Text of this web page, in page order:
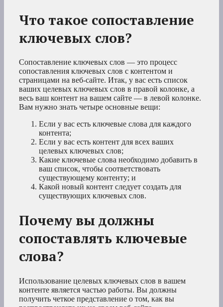
Что такое сопоставление
ключевых слов?
Сопоставление ключевых слов — это процесс
сопоставления ключевых слов с контентом и
страницами на веб-сайте. Итак, у вас есть список
ваших целевых ключевых слов в правой колонке, а
весь ваш контент на вашем сайте — в левой колонке.
Вам нужно знать четыре основные вещи:
Если у вас есть ключевые слова для каждого
контента;
Если у вас есть контент для всех ваших
целевых ключевых слов;
Какие ключевые слова необходимо добавить в
ваш список, чтобы соответствовать
существующему контенту; и
Какой новый контент следует создать для
существующих ключевых слов.
Почему вы должны
сопоставлять ключевые
слова?
Использование целевых ключевых слов в вашем
контенте является частью работы. Вы должны
получить четкое представление о том, как вы